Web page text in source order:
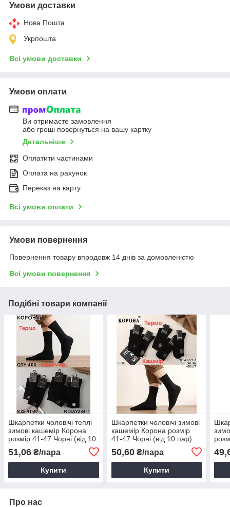
Умови доставки
Нова Пошта
Укрпошта
Всі умови доставки
Умови оплати
Ви отримаєте замовлення
або гроші повернуться на вашу картку
Детальніше
Оплатити частинами
Оплата на рахунок
Переказ на карту
Всі умови оплати
Умови повернення
Повернення товару впродовж 14 днів за домовленістю
Всі умови повернення
Подібні товари компанії
Шкарпетки чоловічі теплі
зимові кашемір Корона
розмір 41-47 Чорні (від 10
51,06 ₴/пара
Купити
Шкарпетки чоловічі зимові
кашемір Корона розмір
41-47 Чорні (від 10 пар)
50,60₴/пара
Купити
Про нас